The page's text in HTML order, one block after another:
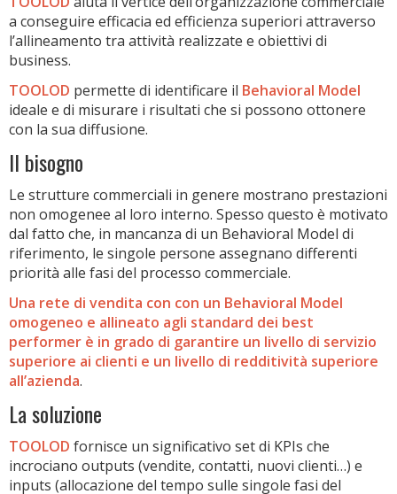
a conseguire efficacia ed efficienza superiori attraverso
l’allineamento tra attività realizzate e obiettivi di
business.
TOOLOD permette di identificare il Behavioral Model
ideale e di misurare i risultati che si possono ottonere
con la sua diffusione.
Il bisogno
Le strutture commerciali in genere mostrano prestazioni
non omogenee al loro interno. Spesso questo è motivato
dal fatto che, in mancanza di un Behavioral Model di
riferimento, le singole persone assegnano differenti
priorità alle fasi del processo commerciale.
Una rete di vendita con con un Behavioral Model
omogeneo e allineato agli standard dei best
performer è in grado di garantire un livello di servizio
superiore ai clienti e un livello di redditività superiore
all’azienda.
La soluzione
TOOLOD fornisce un significativo set di KPIs che
incrociano outputs (vendite, contatti, nuovi clienti…) e
inputs (allocazione del tempo sulle singole fasi del